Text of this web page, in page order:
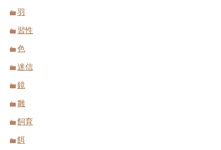
羽
習性
色
迷信
鏡
雛
飼育
餌